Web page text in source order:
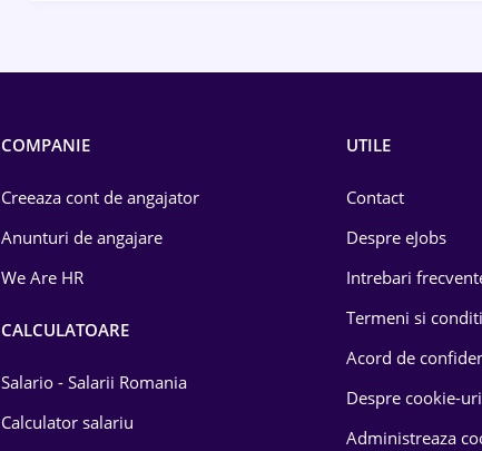
COMPANIE
Creeaza cont de angajator
Anunturi de angajare
We Are HR
CALCULATOARE
Salario - Salarii Romania
Calculator salariu
UTILE
Contact
Despre eJobs
Intrebari
Termeni si
Acord de
Despre cookie-uri
Administreaza